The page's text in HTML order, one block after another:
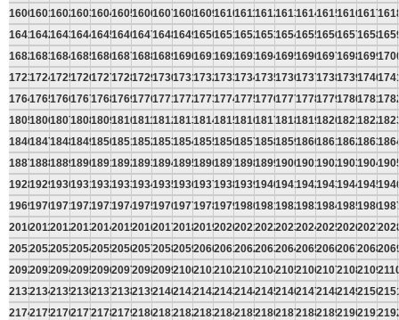
160016011602160316041605160616071608160916101611161216131614161516161617
164116421643164416451646164716481649165016511652165316541655165616571658
168216831684168516861687168816891690169116921693169416951696169716981699
172317241725172617271728172917301731173217331734173517361737173817391740
176417651766176717681769177017711772177317741775177617771778177917801781
180518061807180818091810181118121813181418151816181718181819182018211822
184618471848184918501851185218531854185518561857185818591860186118621863
188718881889189018911892189318941895189618971898189919001901190219031904
192819291930193119321933193419351936193719381939194019411942194319441945
196919701971197219731974197519761977197819791980198119821983198419851986
201020112012201320142015201620172018201920202021202220232024202520262027
205120522053205420552056205720582059206020612062206320642065206620672068
209220932094209520962097209820992100210121022103210421052106210721082109
213321342135213621372138213921402141214221432144214521462147214821492150
217421752176217721782179218021812182218321842185218621872188218921902191